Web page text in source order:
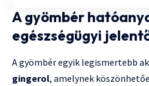
A gyömbér
egészségügyi
A gyömbér egyik legismertebb
gingerol, amelynek